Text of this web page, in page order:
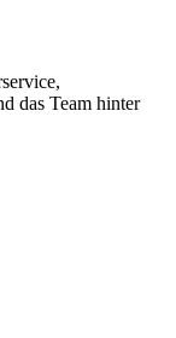
das Team hinter